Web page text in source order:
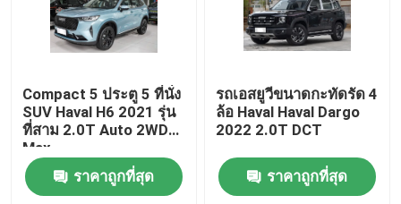
Compact 5 ประตู 5 ที่นั่ง
SUV Haval H6 2021 รุ่น
ที่สาม 2.0T Auto 2WD
Max
ราคาถูกที่สุด
รถเอสยูวีขนาดกะทัดรัด 4
ล้อ Haval Haval Dargo
2022 2.0T DCT
ราคาถูกที่สุด